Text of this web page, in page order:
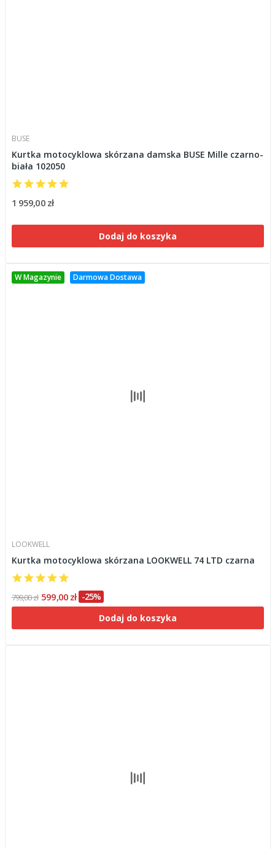
BUSE
Kurtka motocyklowa skórzana damska BUSE Mille czarno-
biała 102050
1 959,00 zł
Dodaj do koszyka
W Magazynie Darmowa Dostawa
LOOKWELL
Kurtka motocyklowa skórzana LOOKWELL 74 LTD czarna
799,00 zł 599,00 zł -25%
Dodaj do koszyka